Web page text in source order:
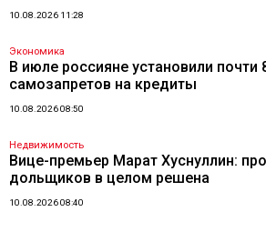
10.08.2026 11:28
Экономика
В июле россияне установили почти
самозапретов на кредиты
10.08.2026 08:50
Недвижимость
Вице-премьер Марат Хуснуллин:
дольщиков в целом решена
10.08.2026 08:40